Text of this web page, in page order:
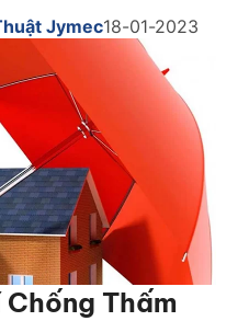
cháy hãng nào tốt?
tìm hiểu ngay […]
Jymec18-01-2023
Chống Thấm